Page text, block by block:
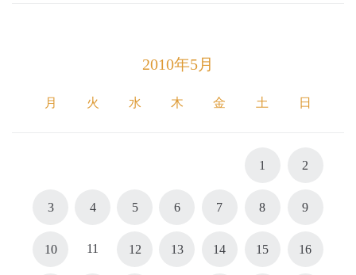
2010年5月
月 火 水 木 金 土 日
1 2
3 4 5 6 7 8 9
10 11 12 13 14 15 16